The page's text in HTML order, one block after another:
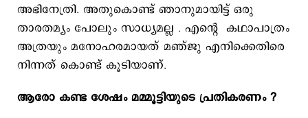
അഭിനേത്രി. അതുകൊണ്ട് ഞാനുമായിട്ട് ഒരു
താരതമ്യം പോലും സാധ്യമല്ല . എന്റെ കഥാപാത്രം
അത്രയും മനോഹരമായത് മഞ്ജു എനിക്കെതിരെ
നിന്നത് കൊണ്ട് കൂടിയാണ്.
ആരോ കണ്ട ശേഷം മമ്മൂട്ടിയുടെ പ്രതികരണം ?